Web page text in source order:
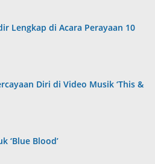
Lengkap di Acara Perayaan 10
Diri di Video Musik ‘This &
‘Blue Blood’